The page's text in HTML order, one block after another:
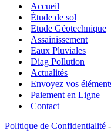
Rétention
Parcelle
Stockage
Accueil
Étude de sol
Etude Géotechnique
Assainissement
Eaux Pluviales
Diag Pollution
Actualités
Envoyez vos
Paiement en Ligne
Contact
Politique de Confidentialité -